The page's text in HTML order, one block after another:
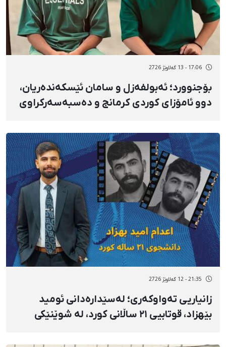
17:06 - 13 گەلاوێژ 2726
بۆجنوورد؛ ئەبولفەزل و سامان ئێسکەندەریان،
دوو ئامۆزای کوردی کرمانج و دەسبەسەرکراوی
نەختییان بەسەردا سەپێندرا
21:35 - 12 گەلاوێژ 2726
زانیاریی تەواوکەری؛ لەسێدارەدانی ئومید
بێهزاد، قوتابیی ۲۱ ساڵانی کورد، لە شوێنێکی